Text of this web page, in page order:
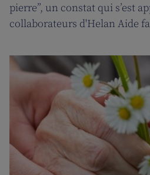
pierre”, un constat qui s’est
collaborateurs d'Helan Aide
pourquoi nous avons fait
‘ligne d’oxygène’ pour
nos soignant(e)s, et leur
encore mieux s’occuper de